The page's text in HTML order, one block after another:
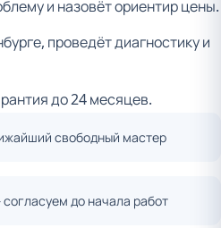
и назовёт ориентир цены.
проведёт диагностику и
до 24 месяцев.
свободный мастер
до начала работ